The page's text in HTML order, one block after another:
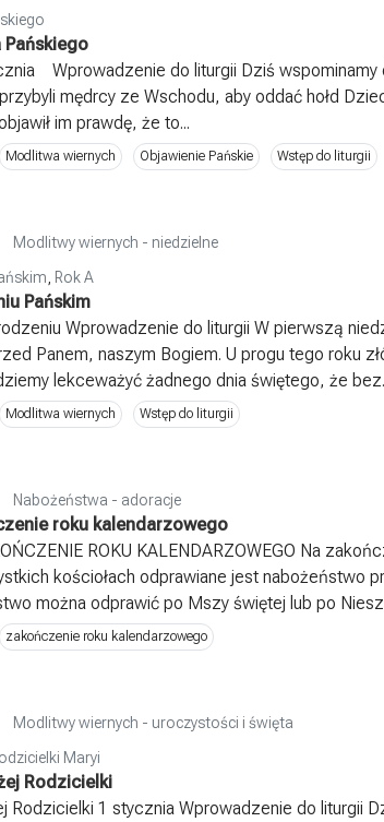
Wprowadzenie do liturgii Dziś wspominamy
mędrcy ze Wschodu, aby oddać hołd
im prawdę, że to...
Modlitwa wiernych Objawienie Pańskie Wstęp do liturgii
Modlitwy wiernych - niedzielne
Rok A
Pańskim
Wprowadzenie do liturgii W pierwszą
Panem, naszym Bogiem. U progu tego roku
lekceważyć żadnego dnia świętego, że
Modlitwa wiernych Wstęp do liturgii
Nabożeństwa - adoracje
roku kalendarzowego
ROKU KALENDARZOWEGO Na
kościołach odprawiane jest nabożeństwo
można odprawić po Mszy świętej lub po
zakończenie roku kalendarzowego
Modlitwy wiernych - uroczystości i święta
Maryi
Rodzicielki
Rodzicielki 1 stycznia Wprowadzenie do liturgii